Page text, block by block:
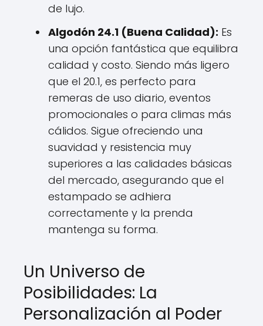
de lujo.
Algodón 24.1 (Buena Calidad): Es
una opción fantástica que equilibra
calidad y costo. Siendo más ligero
que el 20.1, es perfecto para
remeras de uso diario, eventos
promocionales o para climas más
cálidos. Sigue ofreciendo una
suavidad y resistencia muy
superiores a las calidades básicas
del mercado, asegurando que el
estampado se adhiera
correctamente y la prenda
mantenga su forma.
Un Universo de
Posibilidades: La
Personalización al Poder